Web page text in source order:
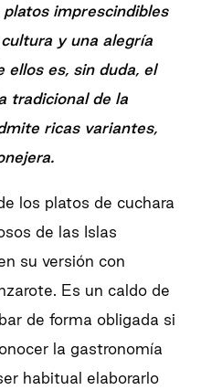
imprescindibles
y una alegría
ellos es, sin duda, el
tradicional de la
ricas variantes,
los platos de cuchara
de las Islas
su versión con
Es un caldo de
de forma obligada si
la gastronomía
habitual elaborarlo